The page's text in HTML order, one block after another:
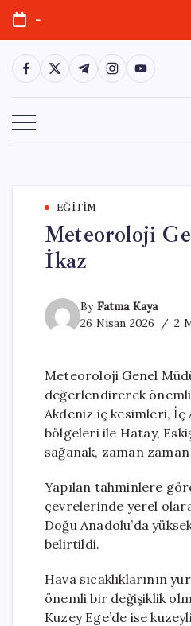
Skip
content
-
https://www.facebook.com/
https://twitter.com/
https://t.me/
https://https://
EĞITIM
Meteoroloji
İkaz
By Fatma Kaya
26 Nisan 2026
2
Meteoroloji Genel
değerlendirerek önemli
Akdeniz iç kesimleri, İç
bölgeleri ile Hatay,
sağanak, zaman
Yapılan tahminlere
çevrelerinde yerel
Doğu Anadolu’da
belirtildi.
Hava sıcaklıklarının
önemli bir değişiklik
Kuzey Ege’de ise